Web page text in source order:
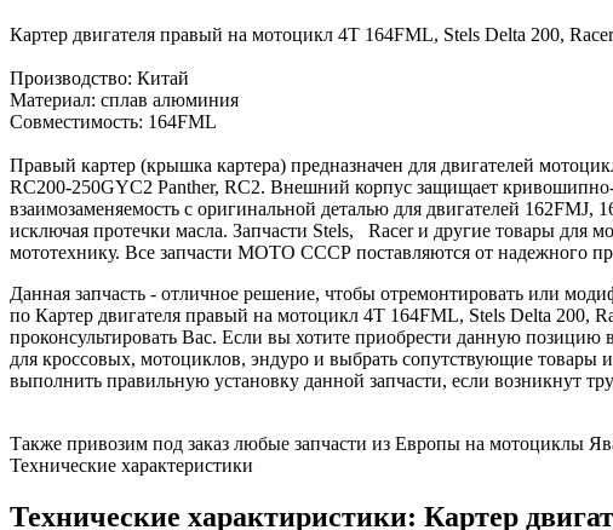
Картер двигателя правый на мотоцикл 4Т 164FML, Stels Delta 200,
Производство: Китай
Материал: сплав алюминия
Совместимость: 164FML
Правый картер (крышка картера) предназначен для двигателей
RC200-250GYC2 Panther, RC2. Внешний корпус защищает
взаимозаменяемость с оригинальной деталью для двигателей
исключая протечки масла. Запчасти Stels, Racer и другие товары для
мототехнику. Все запчасти МОТО СССР поставляются от надежного
Данная запчасть - отличное решение, чтобы отремонтировать или
по Картер двигателя правый на мотоцикл 4Т 164FML, Stels Delta 200,
проконсультировать Вас. Если вы хотите приобрести данную
для кроссовых, мотоциклов, эндуро и выбрать сопутствующие
выполнить правильную установку данной запчасти, если возникнут
Также привозим под заказ любые запчасти из Европы на мотоциклы
Технические характеристики
Технические характиристики: Картер